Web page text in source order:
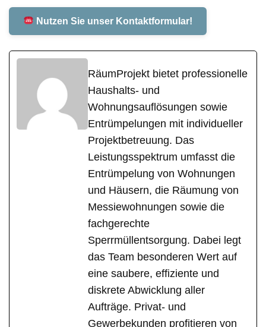
Nutzen Sie unser Kontaktformular!
RäumProjekt bietet professionelle
Haushalts- und
Wohnungsauflösungen sowie
Entrümpelungen mit individueller
Projektbetreuung. Das
Leistungsspektrum umfasst die
Entrümpelung von Wohnungen
und Häusern, die Räumung von
Messiewohnungen sowie die
fachgerechte
Sperrmüllentsorgung. Dabei legt
das Team besonderen Wert auf
eine saubere, effiziente und
diskrete Abwicklung aller
Aufträge. Privat- und
Gewerbekunden profitieren von